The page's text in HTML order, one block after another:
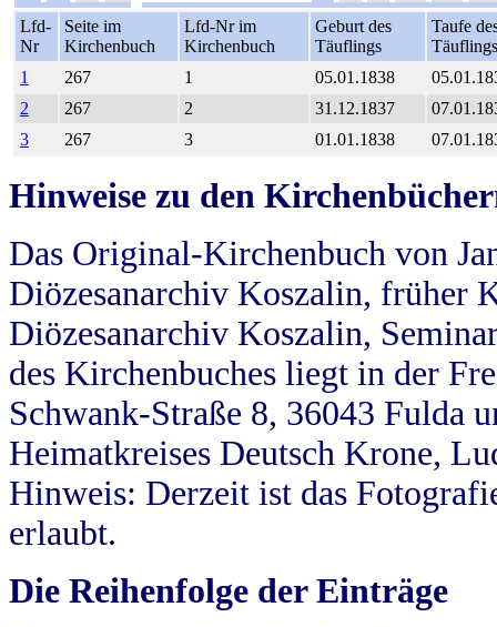
Lfd-
Nr
Seite im
Kirchenbuch
Lfd-Nr im
Kirchenbuch
Geburt des
Täuflings
Taufe
Täuflings
1
267 1 05.01.1838
2
267 2 31.12.1837
3
267 3 01.01.1838
Hinweise zu den
Das Original-Kirchenbuch von
Diözesanarchiv Koszalin, früher
Diözesanarchiv Koszalin,
des Kirchenbuches liegt in der
Schwank-Straße 8, 36043 Fulda
Heimatkreises Deutsch Krone,
Hinweis: Derzeit ist das
erlaubt.
Die Reihenfolge der Einträge